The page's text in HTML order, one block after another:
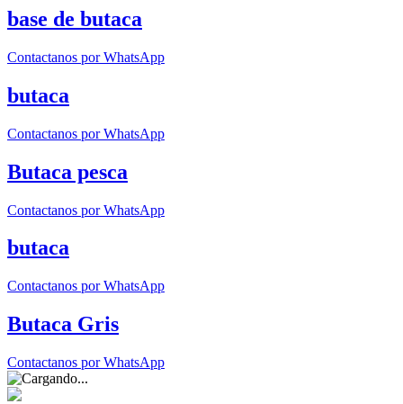
base de butaca
Contactanos por WhatsApp
butaca
Contactanos por WhatsApp
Butaca pesca
Contactanos por WhatsApp
butaca
Contactanos por WhatsApp
Butaca Gris
Contactanos por WhatsApp